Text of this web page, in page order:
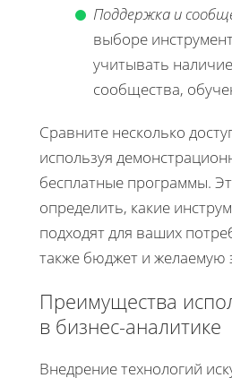
Поддержка и
выборе
учитывать
сообщества,
Сравните несколько
используя
бесплатные программы.
определить, какие
подходят для ваших
также бюджет и желаемую
Преимущества
в бизнес-аналитике
Внедрение технологий